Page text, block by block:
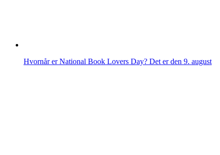
Hvornår er National Book Lovers Day? Det er den 9. august